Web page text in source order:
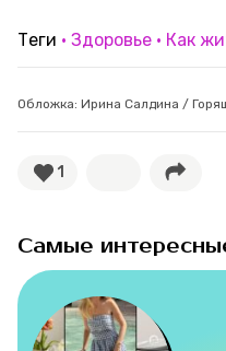
Теги Здоровье Как
Обложка: Ирина Салдина /
1
Самые